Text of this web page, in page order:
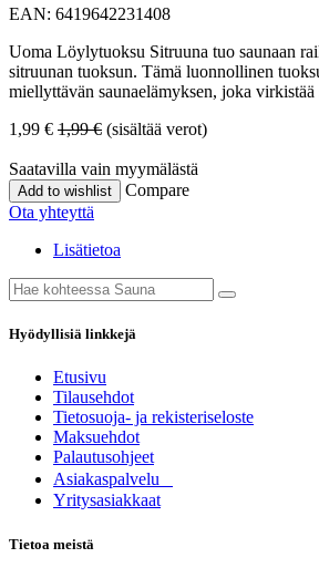
EAN: 6419642231408
Uoma Löylytuoksu Sitruuna tuo saunaan
sitruunan tuoksun. Tämä luonnollinen
miellyttävän saunaelämyksen, joka virkistää
1,99 € 1,99€ (sisältää verot)
Saatavilla vain myymälästä
Add to wishlist
Compare
Ota yhteyttä
Lisätietoa
Hyödyllisiä linkkejä
Etusivu
Tilausehdot
Tietosuoja- ja rekisteriseloste
Maksuehdot
Palautusohjeet
Asia​k​aspalvelu
​Yritysasiakkaat
Tietoa meistä